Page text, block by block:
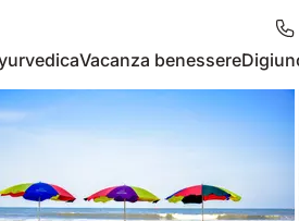
Vacanza benessere